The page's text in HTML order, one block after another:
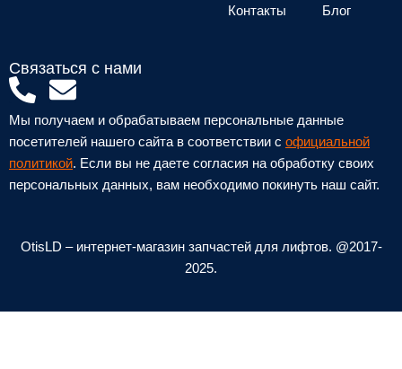
Контакты Блог
Связаться с нами
P
h
o
n
e
a
t
E
n
v
e
l
p
Мы получаем и обрабатываем персональные данные
посетителей нашего сайта в соответствии с официальной
политикой. Если вы не даете согласия на обработку своих
персональных данных, вам необходимо покинуть наш сайт.
OtisLD – интернет-магазин запчастей для лифтов. @2017-
2025.